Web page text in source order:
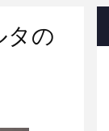
タの